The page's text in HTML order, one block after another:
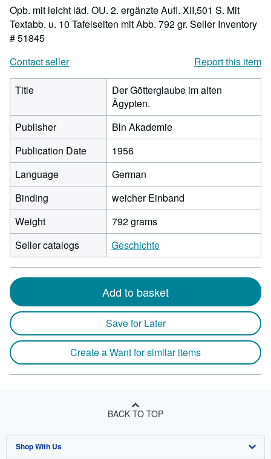
Opb. mit leicht läd. OU. 2. ergänzte Aufl. XII,501 S. Mit
Textabb. u. 10 Tafelseiten mit Abb. 792 gr. Seller Inventory
# 51845
Contact seller
Report this item
Title
Der Götterglaube im alten
Ägypten.
Publisher
Bln Akademie
Publication Date
1956
Language
German
Binding
weicher Einband
Weight
792 grams
Seller catalogs
Geschichte
Add to basket
Save for Later
Create a Want for similar items
BACK TO TOP
Shop With Us